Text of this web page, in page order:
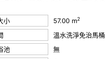
小 57.00 m2
溫水洗淨免治馬桶
池
無